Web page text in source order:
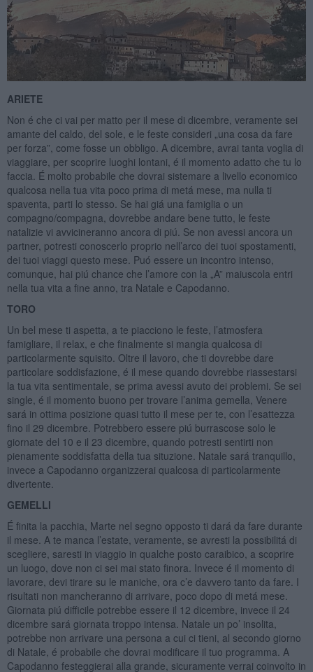
ARIETE
Non é che ci vai per matto per il mese di dicembre, veramente sei
amante del caldo, del sole, e le feste consideri „una cosa da fare
per forza”, come fosse un obbligo. A dicembre, avrai tanta voglia di
viaggiare, per scoprire luoghi lontani, é il momento adatto che tu lo
faccia. É molto probabile che dovrai sistemare a livello economico
qualcosa nella tua vita poco prima di metá mese, ma nulla ti
spaventa, parti lo stesso. Se hai giá una famiglia o un
compagno/compagna, dovrebbe andare bene tutto, le feste
natalizie vi avvicineranno ancora di piú. Se non avessi ancora un
partner, potresti conoscerlo proprio nell’arco dei tuoi spostamenti,
dei tuoi viaggi questo mese. Puó essere un incontro intenso,
comunque, hai piú chance che l’amore con la „A” maiuscola entri
nella tua vita a fine anno, tra Natale e Capodanno.
TORO
Un bel mese ti aspetta, a te piacciono le feste, l’atmosfera
famigliare, il relax, e che finalmente si mangia qualcosa di
particolarmente squisito. Oltre il lavoro, che ti dovrebbe dare
particolare soddisfazione, é il mese quando dovrebbe riassestarsi
la tua vita sentimentale, se prima avessi avuto dei problemi. Se sei
single, é il momento buono per trovare l’anima gemella, Venere
sará in ottima posizione quasi tutto il mese per te, con l’esattezza
fino il 29 dicembre. Potrebbero essere piú burrascose solo le
giornate del 10 e il 23 dicembre, quando potresti sentirti non
pienamente soddisfatta della tua situzione. Natale sará tranquillo,
invece a Capodanno organizzerai qualcosa di particolarmente
divertente.
GEMELLI
É finita la pacchia, Marte nel segno opposto ti dará da fare durante
il mese. A te manca l’estate, veramente, se avresti la possibilitá di
scegliere, saresti in viaggio in qualche posto caraibico, a scoprire
un luogo, dove non ci sei mai stato finora. Invece é il momento di
lavorare, devi tirare su le maniche, ora c’e davvero tanto da fare. I
risultati non mancheranno di arrivare, poco dopo di metá mese.
Giornata piú difficile potrebbe essere il 12 dicembre, invece il 24
dicembre sará giornata troppo intensa. Natale un po’ insolita,
potrebbe non arrivare una persona a cui ci tieni, al secondo giorno
di Natale, é probabile che dovrai modificare il tuo programma. A
Capodanno festeggierai alla grande, sicuramente verrai coinvolto in